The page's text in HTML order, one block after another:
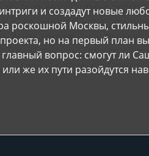
и создадут новые
роскошной Москвы,
проекта, но на первый
главный вопрос: смогут ли
же их пути разойдутся